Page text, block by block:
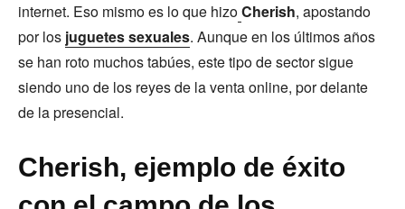
internet. Eso mismo es lo que hizoCherish, apostando
por los juguetes sexuales. Aunque en los últimos años
se han roto muchos tabúes, este tipo de sector sigue
siendo uno de los reyes de la venta online, por delante
de la presencial.
Cherish, ejemplo de éxito